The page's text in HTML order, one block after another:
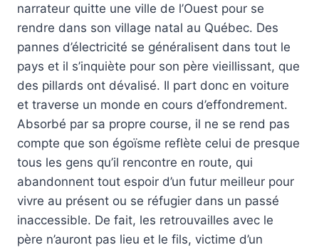
narrateur quitte une ville de l’Ouest pour se
rendre dans son village natal au Québec. Des
pannes d’électricité se généralisent dans tout le
pays et il s’inquiète pour son père vieillissant, que
des pillards ont dévalisé. Il part donc en voiture
et traverse un monde en cours d’effondrement.
Absorbé par sa propre course, il ne se rend pas
compte que son égoïsme reflète celui de presque
tous les gens qu’il rencontre en route, qui
abandonnent tout espoir d’un futur meilleur pour
vivre au présent ou se réfugier dans un passé
inaccessible. De fait, les retrouvailles avec le
père n’auront pas lieu et le fils, victime d’un